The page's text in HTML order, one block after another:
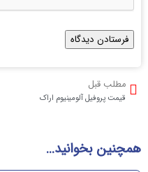
مطلب قبل
قیمت پروفیل آلومینیوم اراک
همچنین بخوانید...